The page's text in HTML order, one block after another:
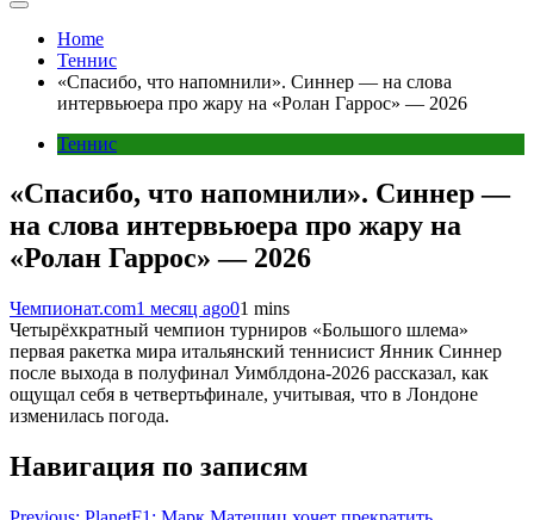
Home
Теннис
«Спасибо, что напомнили». Синнер — на слова
интервьюера про жару на «Ролан Гаррос» — 2026
Теннис
«Спасибо, что напомнили». Синнер —
на слова интервьюера про жару на
«Ролан Гаррос» — 2026
Чемпионат.com1 месяц ago01 mins
Четырёхкратный чемпион турниров «Большого шлема»
первая ракетка мира итальянский теннисист Янник Синнер
после выхода в полуфинал Уимблдона-2026 рассказал, как
ощущал себя в четвертьфинале, учитывая, что в Лондоне
изменилась погода.
Навигация по записям